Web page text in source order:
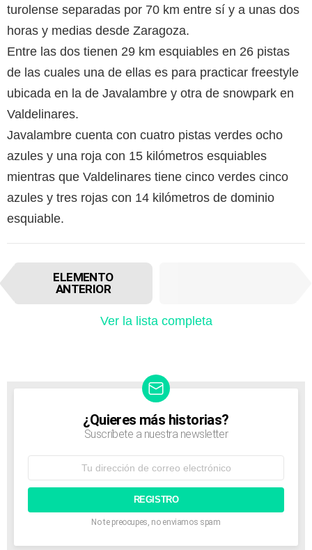
turolense separadas por 70 km entre sí y a unas dos
horas y medias desde Zaragoza.
Entre las dos tienen 29 km esquiables en 26 pistas
de las cuales una de ellas es para practicar freestyle
ubicada en la de Javalambre y otra de snowpark en
Valdelinares.
Javalambre cuenta con cuatro pistas verdes ocho
azules y una roja con 15 kilómetros esquiables
mientras que Valdelinares tiene cinco verdes cinco
azules y tres rojas con 14 kilómetros de dominio
esquiable.
I
e
g
ELEMENTO
ANTERIOR
Ver la lista completa
NEWSLETTER¿Quieres más historias?
Suscríbete a nuestra newsletter
correo
No te preocupes, no enviamos spam